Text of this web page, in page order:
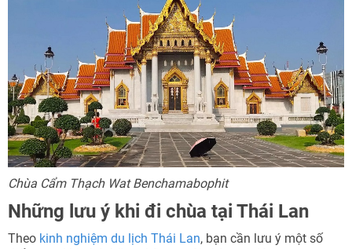
Chùa Cẩm Thạch Wat Benchamabophit
Những lưu ý khi đi chùa tại Thái Lan
Theo kinh nghiệm du lịch Thái Lan, bạn cần lưu ý một số